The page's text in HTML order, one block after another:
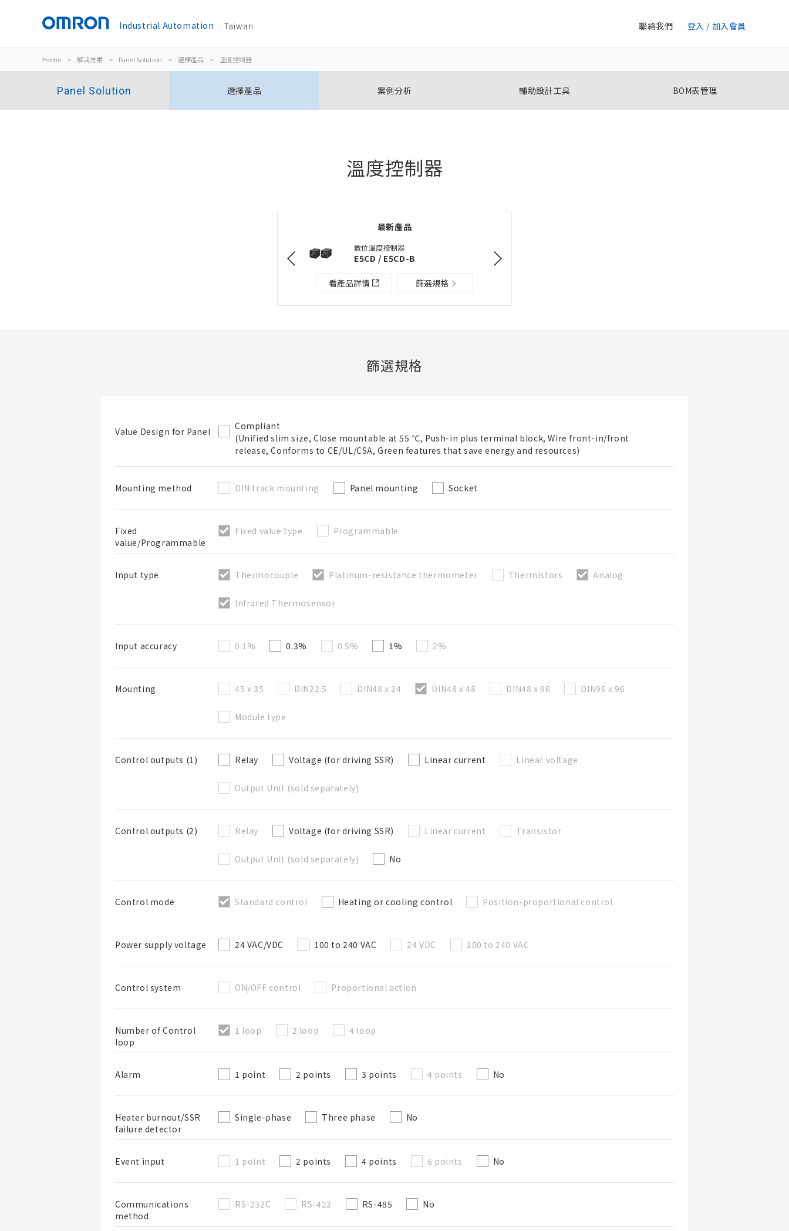
Industrial Automation Taiwan 登入 / 加入會員
聯絡我們
Home > 解决方案 > Panel Solution > 選擇產品 > 溫度控制器
Panel Solution 選擇產品 案例分析 輔助設計工具 BOM表管理
溫度控制器
最新產品
數位溫度控制器
E5CD / E5CD-B
看產品詳情 篩選規格
篩選規格
Value Design for Panel
Compliant
(Unified slim size, Close mountable at 55 ℃, Push-in plus terminal block, Wire front-in/front
release, Conforms to CE/UL/CSA, Green features that save energy and resources)
Mounting method DIN track mounting Panel mounting Socket
Fixed
value/Programmable
Fixed value type Programmable
Input type Thermocouple Platinum-resistance thermometer Thermistors Analog
Infrared Thermosensor
Input accuracy 0.1% 0.3% 0.5% 1% 2%
Mounting 45 x 35 DIN22.5 DIN48 x 24 DIN48 x 48 DIN48 x 96 DIN96 x 96
Module type
Control outputs (1) Relay Voltage (for driving SSR) Linear current Linear voltage
Output Unit (sold separately)
Control outputs (2) Relay Voltage (for driving SSR) Linear current Transistor
Output Unit (sold separately) No
Control mode Standard control Heating or cooling control Position-proportional control
Power supply voltage 24 VAC/VDC 100 to 240 VAC 24 VDC 100 to 240 VAC
Control system ON/OFF control Proportional action
Number of Control
loop
1 loop 2 loop 4 loop
Alarm 1 point 2 points 3 points 4 points No
Heater burnout/SSR
failure detector
Single-phase Three phase No
Event input 1 point 2 points 4 points 6 points No
Communications
method
RS-232C RS-422 RS-485 No
加入到現有BOM表
檔案夾/BOM表說明
必要
新建檔案夾
名稱
既存檔案夾內新建BOM表
BOM表名稱 必要
50字以內
50字以內
選擇其他產品